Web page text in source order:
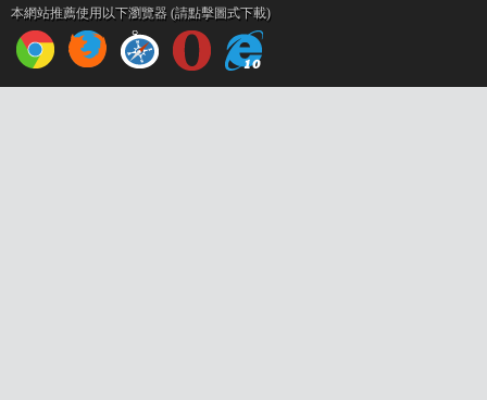
本網站推薦使用以下瀏覽器 (請點擊圖式下載)